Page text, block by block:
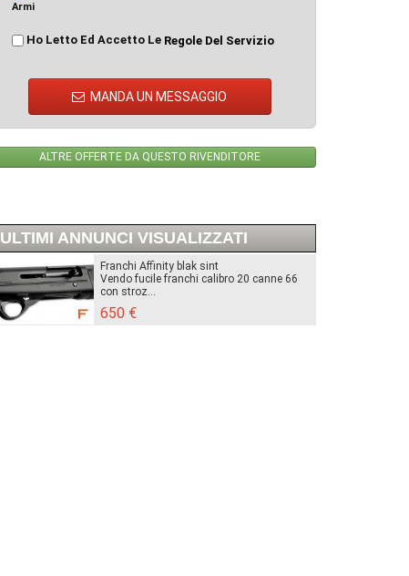
Armi
Ho Letto Ed Accetto Le Regole Del Servizio
MANDA UN MESSAGGIO
ALTRE OFFERTE DA QUESTO RIVENDITORE
ULTIMI ANNUNCI VISUALIZZATI
Franchi Affinity blak sint
Vendo fucile franchi calibro 20 canne 66
con stroz...
650 €